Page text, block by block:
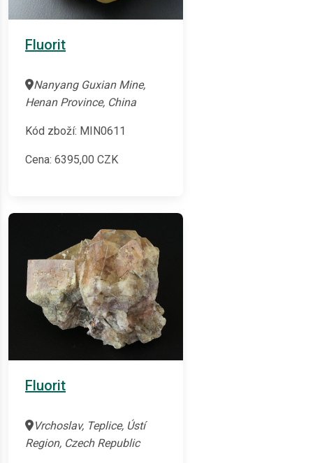
Fluorit
Nanyang Guxian Mine,
Henan Province, China
Kód zboží: MIN0611
Cena: 6395,00 CZK
Fluorit
Vrchoslav, Teplice, Ústí
Region, Czech Republic